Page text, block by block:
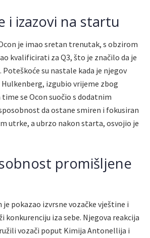
i izazovi na startu
je imao sretan trenutak, s obzirom
kvalificirati za Q3, što je značilo da je
Poteškoće su nastale kada je njegov
izgubio vrijeme zbog
se Ocon suočio s dodatnim
da ostane smiren i fokusiran
utrke, a ubrzo nakon starta, osvojio je
promišljene
pokazao izvrsne vozačke vještine i
konkurenciju iza sebe. Njegova reakcija
vozači poput Kimija Antonellija i